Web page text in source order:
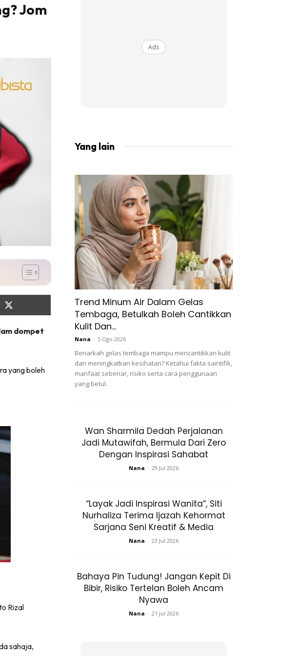
terkini di HIJABISTA!
Jom
Share
on
(Twitter)
dompet
yang boleh
Rizal
sahaja,
Ads
Yang lain
Trend Minum Air Dalam Gelas
Tembaga, Betulkah Boleh Cantikkan
Kulit Dan...
Nana - 5 Ogo 2026
Benarkah gelas tembaga mampu mencantikkan kulit
dan meningkatkan kesihatan? Ketahui fakta saintifik,
manfaat sebenar, risiko serta cara penggunaan
yang betul.
Wan Sharmila Dedah Perjalanan
Jadi Mutawifah, Bermula Dari Zero
Dengan Inspirasi Sahabat
Nana - 29 Jul 2026
“Layak Jadi Inspirasi Wanita”, Siti
Nurhaliza Terima Ijazah Kehormat
Sarjana Seni Kreatif & Media
Nana - 23 Jul 2026
Bahaya Pin Tudung! Jangan Kepit Di
Bibir, Risiko Tertelan Boleh Ancam
Nyawa
Nana - 21 Jul 2026